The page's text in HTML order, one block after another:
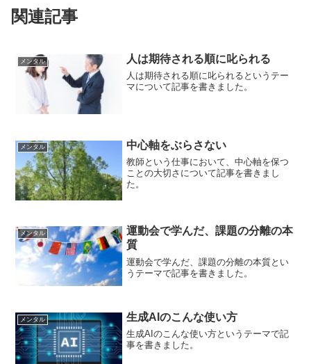
関連記事
メンタル 人は期待される順に叱られる
人は期待される順に叱られるというテー
マについて記事を書きました。
メンタル 中心軸をぶらさない
教師という仕事において、中心軸を保つ
ことの大切さについて記事を書きまし
た。
メンタル
運動会で学んだ、課題の分離の本
質
運動会で学んだ、課題の分離の本質とい
うテーマで記事を書きました。
メンタル 生成AIのこんな使い方
生成AIのこんな使い方というテーマで記
事を書きました。